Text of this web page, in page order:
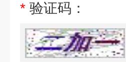
* 验证码：